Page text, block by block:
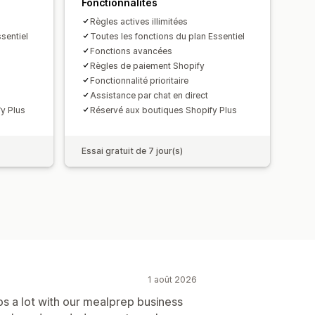
Plus
Règles actives illimitées
Toutes les fonctions du plan Essentiel
Fonctions avancées
Règles de paiement Shopify
Fonctionnalité prioritaire
Assistance par chat en direct
Réservé aux boutiques Shopify Plus
Essai gratuit de 7 jour(s)
1 août 2026
a lot with our mealprep business